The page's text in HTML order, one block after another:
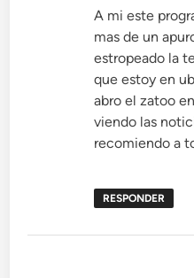
A mi este
mas de un
estropeado la
que estoy en
abro el zatoo
viendo las
recomiendo a
RESPONDER